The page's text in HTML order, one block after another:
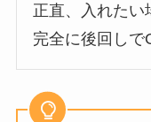
正直、入れたい
完全に後回しで